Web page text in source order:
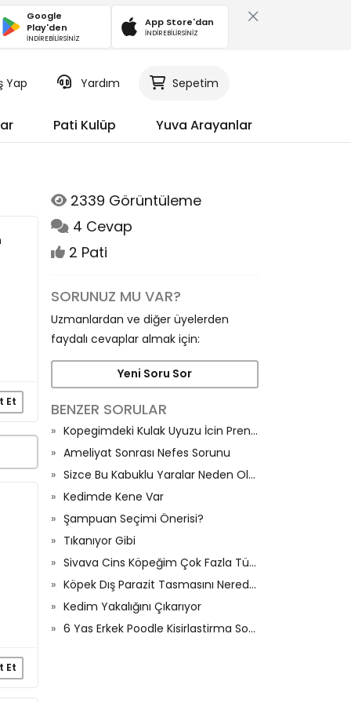
Google
Play'den
İNDİREBİLİRSİNİZ
App Store'dan
İNDİREBİLİRSİNİZ
Yap Yardım Sepetim
Pati Kulüp Yuva Arayanlar
Et
Et
2339 Görüntüleme
4 Cevap
2 Pati
SORUNUZ MU VAR?
Uzmanlardan ve diğer üyelerden
faydalı cevaplar almak için:
Yeni Soru Sor
BENZER SORULAR
Kopegimdeki Kulak Uyuzu İcin Prenova Tablet
Ameliyat Sonrası Nefes Sorunu
Sizce Bu Kabuklu Yaralar Neden Oluşur?
Kedimde Kene Var
Şampuan Seçimi Önerisi?
Tıkanıyor Gibi
Sivava Cins Köpeğim Çok Fazla Tüy Dökülmesi Var Ne Yapmalıyım
Köpek Dış Parazit Tasmasını Nereden Alıyorsunuz
Kedim Yakalığını Çıkarıyor
6 Yas Erkek Poodle Kisirlastirma Sonrası